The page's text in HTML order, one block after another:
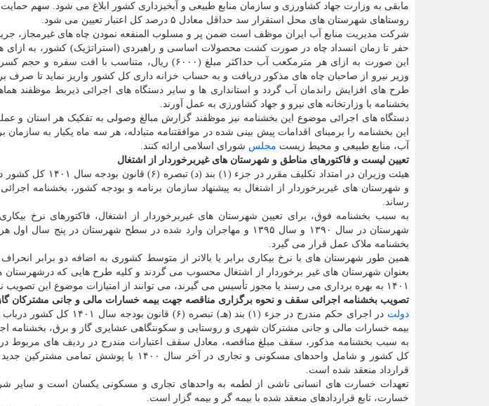
مابقی به وزارت جهاد کشاورزی و سازمان منابع طبیعی و آبخیزداری کشور ابلاغ می شود. سهم
روستاهای شهرستان های محل استقرار سد حداقل معادل ۵ درصد کل اعتبار تعیین می شود.
شرکت مدیریت منابع آب ایران موظف است ضمن پر و مسلوب المنفعه نمودن چاه های غیرمجاز،
این صورت به ازای هر مترمکعب آب حداکثر مبلغ (۶۰۰۰) ریال،
وزیر نیرو از صاحبان چاه های مذکور دریافت و به حساب خزانه داری کل کشور واریز نماید تا صرف
طرح های افزایش راندمان آب گردد و استانداری ها و سایر دستگاه های اجرائی ذیربط موظفند
بخشنامه با وزارتخانه های نیرو و جهاد کشاورزی به عمل آورند.
دستگاه های اجرائی موضوع این بخشنامه نیز موظفند گزارش مبالغ وصولی به تفکیک هر استان و
این بخشنامه را برمبنای اقدامات پیش بینی شده در موافقتنامه متبادله، هر سه ماه یکبار به
آب، منابع طبیعی و محیط زیست مجلس شورای اسلامی ارائه کنند.
تعیین لیست و فاکتورهای مناطق و شهرستان های غیربرخوردار از اشتغال
هیئت وزیران در امتداد
و شهرستان های غیربرخوردار از اشتغال به پیشنهاد سازمان برنامه و بودجه کشور، بخشنامه
رساند.
به سبب بخشنامه فوق، برای تعیین شهرستان های غیربرخوردار از اشتغال، فاکتورهای نرخ
شهرستان در سال ۱۳۹۰ و سال ۱۳۹۵ و مهاجران وارد شده در سطح شهرستان در
بخشنامه ملاک عمل قرار می گیرد.
همین طور شهرستان های با نرخ بیکاری برابر یا بالاتر از متوسط کشوری به اضافه دو برابر انحراف
بعنوان شهرستان های غیر برخوردار از اشتغال محسوب می گردند و کلیه طرح هایی که
۱۴۰۱ به بهره برداری می رسند یا مجوز تأسیس می گیرند، می توانند از امتیازات موضوع این تصویب نامه برخوردار شوند.
تصویب بخشنامه اجرائی سقف و نحوه برگزاری مناقصه جهت بیمه خسارات مالی و جانی مشترکان
دولت
در اجرای حکم مندرج در جزء (۱)
بیمه خسارات مالی و جانی مشترکان شهری و روستایی و سکونتگاهی عشایری گاز و برق، بخشنامه
قرارداد منعقد شده است.
تعهدات خسارت های انسانی ناشی از لطمه به واحدهای تجاری و مسکونی یکسان است و سایر
خسارت، تابع قراردادهای منعقد شده با بیمه گر و بیمه گزار است.